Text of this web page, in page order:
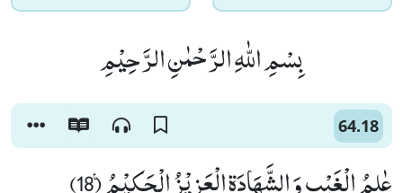
بِسْمِ اللّٰهِ الرَّحْمٰنِ الرَّحِیْمِ
64.18
عٰلِمُ الْغَیْبِ وَ الشَّهَادَةِ الْعَزِیْزُ الْحَكِیْمُ۠ (18)